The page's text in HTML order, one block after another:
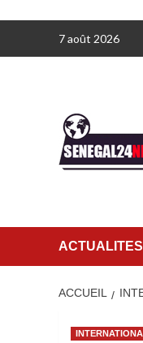
7 août 2026
ACTUALITES
ACCUEIL